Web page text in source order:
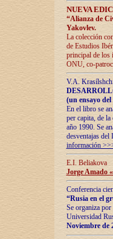
NUEVA
“Alianza de
Yakovlev.
La colección
de Estudios
principal de los
ONU, co-
V.A.
(un ensayo
En el libro se
per capita, de
año 1990. Se
desventajas
información
E.I. Beliakova
Jorge Amado
Conferencia
“Rusia en el
Se organiza
Universidad
Noviembre de